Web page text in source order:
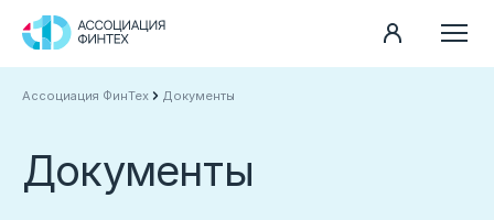
Направления
Пресс-центр
Ассоциация ФинТех Документы
Документы